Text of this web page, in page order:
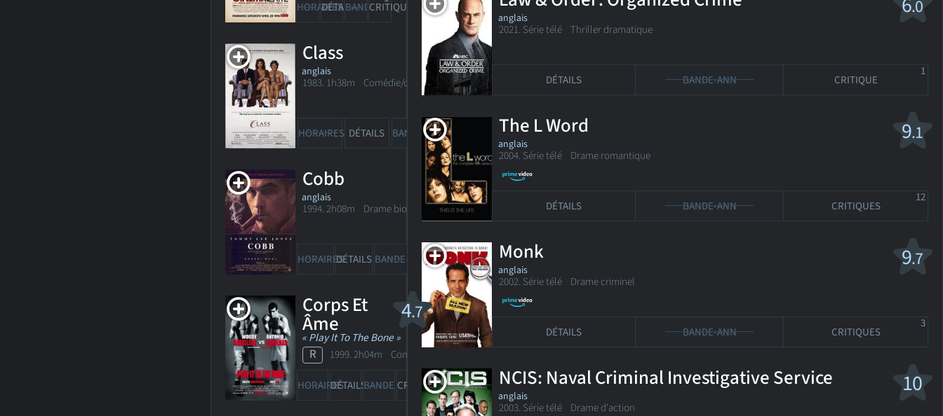
HORAIRES
DÉTAILSBANDE-ANN
CRITIQUE
Class
anglais
1983. 1h38m Comédie/drame sentimental
HORAIRES DÉTAILS BANDE-ANNCRITIQUES
Cobb
anglais
1994. 2h08m Drame biographique
HORAIRESDÉTAILS BANDE-ANNCRITIQUES
4.7
Corps Et
Âme
« Play It To The Bone »
R 1999. 2h04m Comédie
HORAIRESDÉTAILSBANDE-ANNCRITIQUES
39
.0
anglais
2021. Série téléThriller dramatique
DÉTAILS BANDE-ANN CRITIQUE
1
9.1
The L Word
anglais
2004. Série télé Drame romantique
DÉTAILS BANDE-ANN CRITIQUES
12
9.7
Monk
anglais
2002. Série téléDrame criminel
DÉTAILS BANDE-ANN CRITIQUES
3
10
NCIS: Naval Criminal Investigative Service
anglais
2003. Série téléDrame d'action